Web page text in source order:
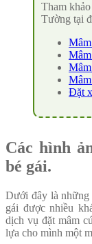
Tham
Tường tại
Đặt
Các hình
bé gái.
Dưới đây là những
gái được nhiều
dịch vụ đặt mâm
lựa cho mình một